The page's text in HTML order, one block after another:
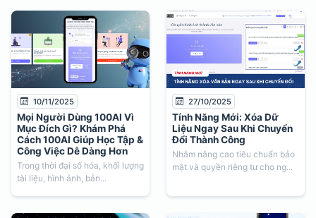
10/11/2025
Mọi Người Dùng 100AI Vì
Mục Đích Gì? Khám Phá
Cách 100AI Giúp Học Tập &
Công Việc Dễ Dàng Hơn
Trong thời đại số hóa, khối lượng
tài liệu, hình ảnh, bản...
27/10/2025
Tính Năng Mới: Xóa Dữ
Liệu Ngay Sau Khi Chuyển
Đổi Thành Công
Nhằm nâng cao tiêu chuẩn bảo
mật và quyền riêng tư cho ng...